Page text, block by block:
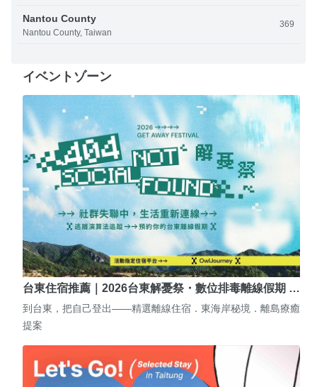
Nantou County
Nantou County, Taiwan
369
イベントゾーン
台東住宿推薦｜2026台東解憂祭・數位排毒離線假期 …
到台東，把自己登出——精選離線住宿．東海岸秘境．離島療癒
提案